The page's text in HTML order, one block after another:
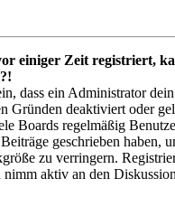
einiger Zeit registriert,
dass ein Administrator
Gründen deaktiviert oder
Boards regelmäßig
geschrieben haben,
zu verringern.
nimm aktiv an den